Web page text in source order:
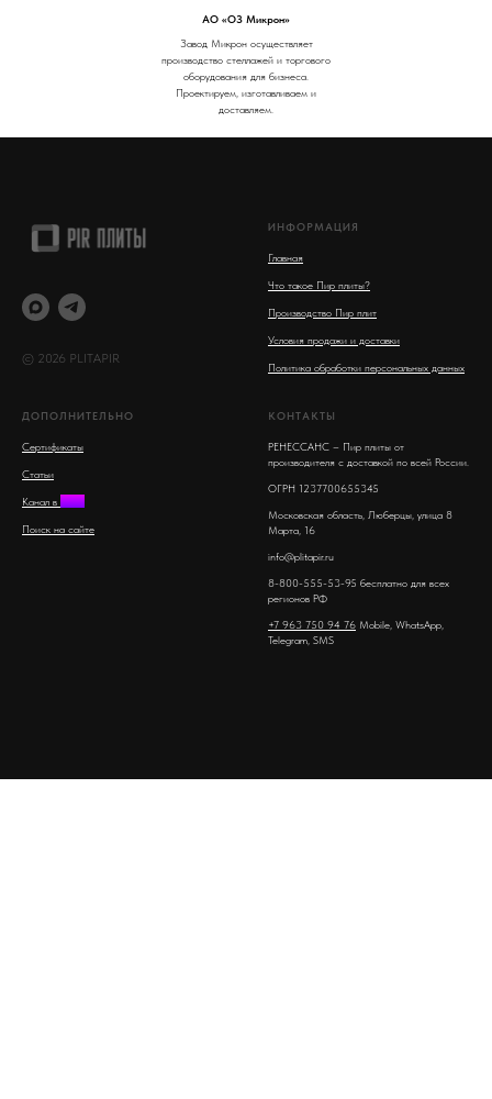
АО «ОЗ Микрон»
Завод Микрон осуществляет
производство стеллажей и торгового
оборудования для бизнеса.
Проектируем, изготавливаем и
доставляем.
© 2026 PLITAPIR
ИНФОРМАЦИЯ
Главная
Что такое Пир плиты?
Производство Пир плит
Условия продажи и доставки
Политика обработки персональных данных
ДОПОЛНИТЕЛЬНО
Сертификаты
Статьи
Канал в MAX
Поиск на сайте
КОНТАКТЫ
РЕНЕССАНС – Пир плиты от
производителя с доставкой по всей России.
ОГРН 1237700655345
Московская область, Люберцы, улица 8
Марта, 16
info@plitapir.ru
8-800-555-53-95 бесплатно для всех
регионов РФ
+7 963 750 94 76 Mobile, WhatsApp,
Telegram, SMS